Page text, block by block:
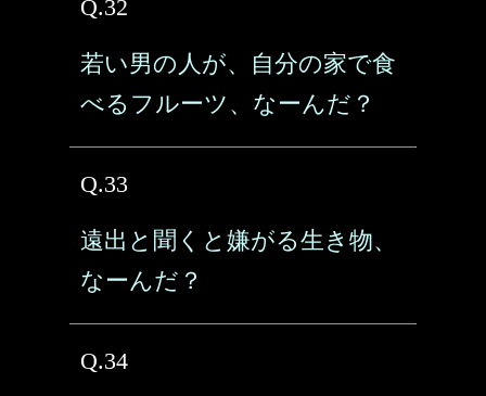
Q.32
若い男の人が、自分の家で食
べるフルーツ、なーんだ？
Q.33
遠出と聞くと嫌がる生き物、
なーんだ？
Q.34